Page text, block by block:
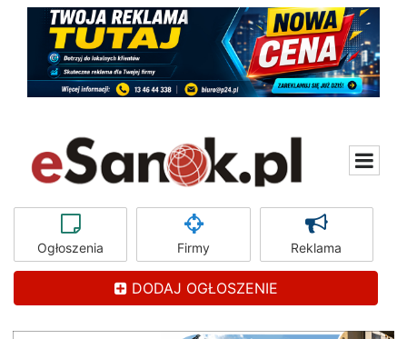
Ogłoszenia Firmy Reklama
DODAJ OGŁOSZENIE